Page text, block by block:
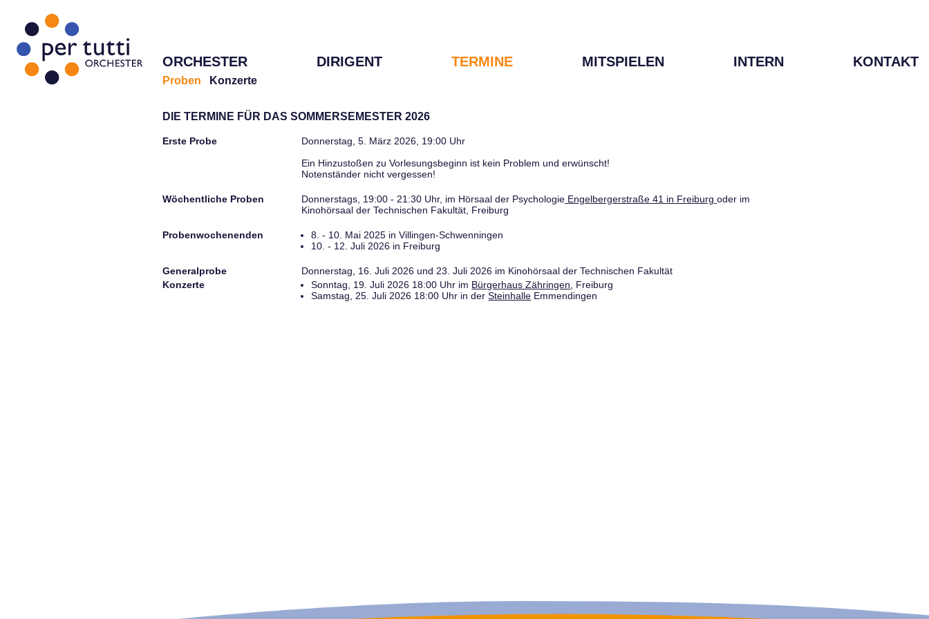
ORCHESTER DIRIGENT TERMINE MITSPIELEN INTERN KONTAKT
Proben Konzerte
DIE TERMINE FÜR DAS SOMMERSEMESTER 2026
Erste Probe
Donnerstag, 5. März 2026, 19:00 Uhr
Ein Hinzustoßen zu Vorlesungsbeginn ist kein Problem und erwünscht!
Notenständer nicht vergessen!
Wöchentliche Proben Donnerstags, 19:00 - 21:30 Uhr, im Hörsaal der Psychologie Engelbergerstraße 41 in Freiburg oder im
Kinohörsaal der Technischen Fakultät, Freiburg
Probenwochenenden
8. - 10. Mai 2025 in Villingen-Schwenningen
10. - 12. Juli 2026 in Freiburg
Generalprobe
Donnerstag, 16. Juli 2026 und 23. Juli 2026 im Kinohörsaal der Technischen Fakultät
Konzerte
Sonntag, 19. Juli 2026 18:00 Uhr im Bürgerhaus Zähringen , Freiburg
Samstag, 25. Juli 2026 18:00 Uhr in derSteinhalle Emmendingen